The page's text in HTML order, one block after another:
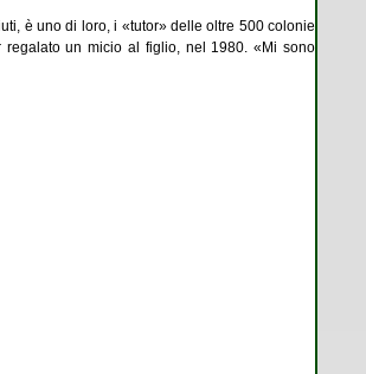
è uno di loro, i «tutor» delle oltre 500 colonie
un micio al figlio, nel 1980. «Mi sono